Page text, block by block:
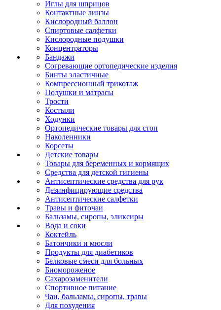
Иглы для шприцов
Контактные линзы
Кислородный баллон
Спиртовые салфетки
Кислородные подушки
Концентраторы
Бандажи
Согревающие ортопедические изделия
Бинты эластичные
Компрессионный трикотаж
Подушки и матрасы
Трости
Костыли
Ходунки
Ортопедические товары для стоп
Наколенники
Корсеты
Детские товары
Товары для беременных и кормящих
Средства для детской гигиены
Антисептические средства для рук
Дезинфицирующие средства
Антисептические салфетки
Травы и фиточаи
Бальзамы, сиропы, эликсиры
Вода и соки
Коктейль
Батончики и мюсли
Продукты для диабетиков
Белковые смеси для больных
Биомороженое
Сахарозаменители
Спортивное питание
Чаи, бальзамы, сиропы, травы
Для похудения